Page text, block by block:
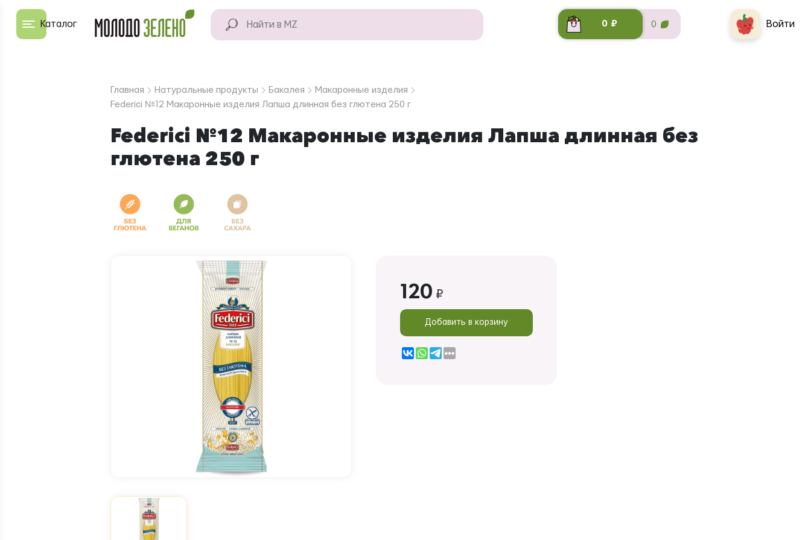
Натуральные
Натуральная
Каталог 0 ₽ 0 Войти
Главная Натуральные продукты Бакалея
Макаронные изделия
Federici №12 Макаронные изделия Лапша длинная без глютена 250 г
Federici №12 Макаронные изделия Лапша длинная без
глютена 250 г
120 ₽
Добавить в корзину